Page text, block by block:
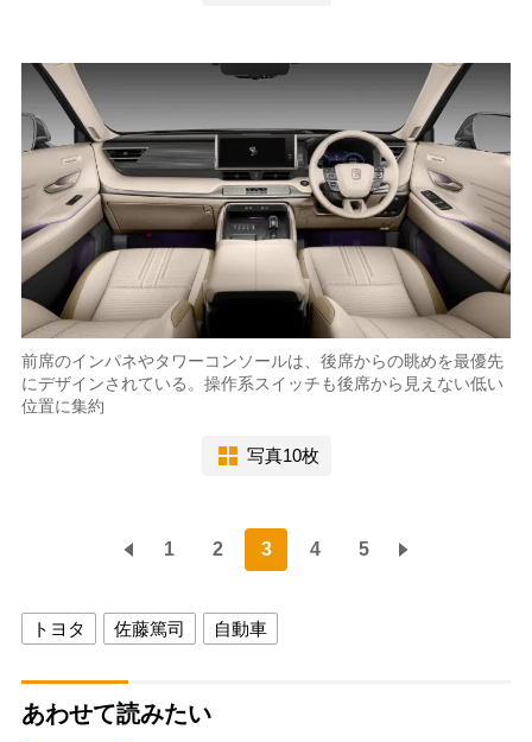
前席のインパネやタワーコンソールは、後席からの眺めを最優先
にデザインされている。操作系スイッチも後席から見えない低い
位置に集約
写真10枚
1 2 3 4 5
トヨタ 佐藤篤司 自動車
あわせて読みたい